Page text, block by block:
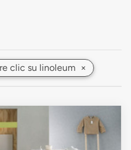
clic su linoleum ×